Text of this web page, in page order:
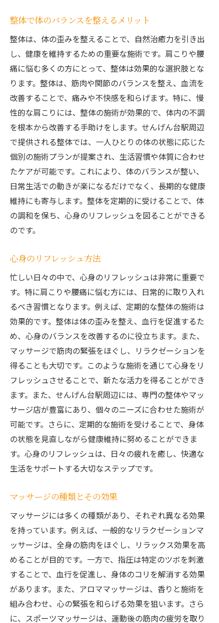
整体で体のバランスを整えるメリット
整体は、体の歪みを整えることで、自然治癒力を引き出
し、健康を維持するための重要な施術です。肩こりや腰
痛に悩む多くの方にとって、整体は効果的な選択肢とな
ります。整体は、筋肉や関節のバランスを整え、血流を
改善することで、痛みや不快感を和らげます。特に、慢
性的な肩こりには、整体の施術が効果的で、体内の不調
を根本から改善する手助けをします。せんげん台駅周辺
で提供される整体では、一人ひとりの体の状態に応じた
個別の施術プランが提案され、生活習慣や体質に合わせ
たケアが可能です。これにより、体のバランスが整い、
日常生活での動きが楽になるだけでなく、長期的な健康
維持にも寄与します。整体を定期的に受けることで、体
の調和を保ち、心身のリフレッシュを図ることができる
のです。
心身のリフレッシュ方法
忙しい日々の中で、心身のリフレッシュは非常に重要で
す。特に肩こりや腰痛に悩む方には、日常的に取り入れ
るべき習慣となります。例えば、定期的な整体の施術は
効果的です。整体は体の歪みを整え、血行を促進するた
め、心身のバランスを改善するのに役立ちます。また、
マッサージで筋肉の緊張をほぐし、リラクゼーションを
得ることも大切です。このような施術を通じて心身をリ
フレッシュさせることで、新たな活力を得ることができ
ます。また、せんげん台駅周辺には、専門の整体やマッ
サージ店が豊富にあり、個々のニーズに合わせた施術が
可能です。さらに、定期的な施術を受けることで、身体
の状態を見直しながら健康維持に努めることができま
す。心身のリフレッシュは、日々の疲れを癒し、快適な
生活をサポートする大切なステップです。
マッサージの種類とその効果
マッサージには多くの種類があり、それぞれ異なる効果
を持っています。例えば、一般的なリラクゼーションマ
ッサージは、全身の筋肉をほぐし、リラックス効果を高
めることが目的です。一方で、指圧は特定のツボを刺激
することで、血行を促進し、身体のコリを解消する効果
があります。また、アロママッサージは、香りと施術を
組み合わせ、心の緊張を和らげる効果を狙います。さら
に、スポーツマッサージは、運動後の筋肉の疲労を取り